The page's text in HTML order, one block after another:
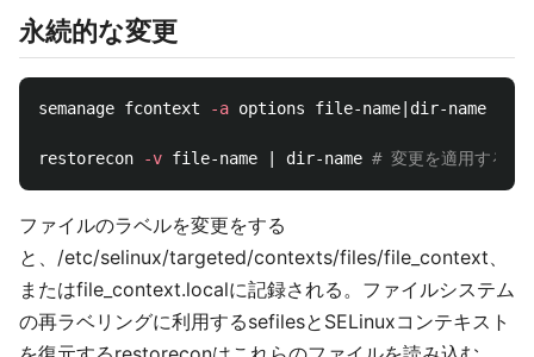
永続的な変更
semanage fcontext -a options file-name|dir-name
restorecon -v file-name | dir-name # 変更を適用する
ファイルのラベルを変更をする
と、/etc/selinux/targeted/contexts/files/file_context、
またはfile_context.localに記録される。ファイルシステム
の再ラベリングに利用するsefilesとSELinuxコンテキスト